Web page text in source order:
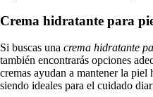
Crema hidratante para
Si buscas una crema hidratante
también encontrarás opciones
cremas ayudan a mantener la piel
siendo ideales para el cuidado